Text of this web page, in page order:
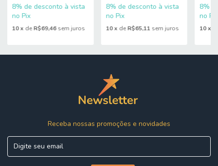
8% de desconto à vista
no Pix
10x deR$69,46sem juros
8% de desconto à vista
no Pix
10 x deR$65,11 sem juros
8%
no Pix
10x
Receba nossas promoções e novidades